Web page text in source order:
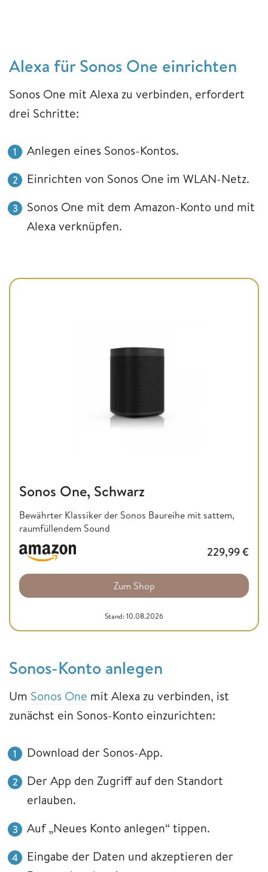
Alexa für Sonos One einrichten
Sonos One mit Alexa zu verbinden, erfordert
drei Schritte:
Anlegen eines Sonos-Kontos.
Einrichten von Sonos One im WLAN-Netz.
Sonos One mit dem Amazon-Konto und mit
Alexa verknüpfen.
Sonos One, Schwarz
Bewährter Klassiker der Sonos Baureihe mit sattem,
raumfüllendem Sound
229,99€
Zum Shop
Stand: 10.08.2026
Sonos-Konto anlegen
Um Sonos One mit Alexa zu verbinden, ist
zunächst ein Sonos-Konto einzurichten:
Download der Sonos-App.
Der App den Zugriff auf den Standort
erlauben.
Auf „Neues Konto anlegen“ tippen.
Eingabe der Daten und akzeptieren der